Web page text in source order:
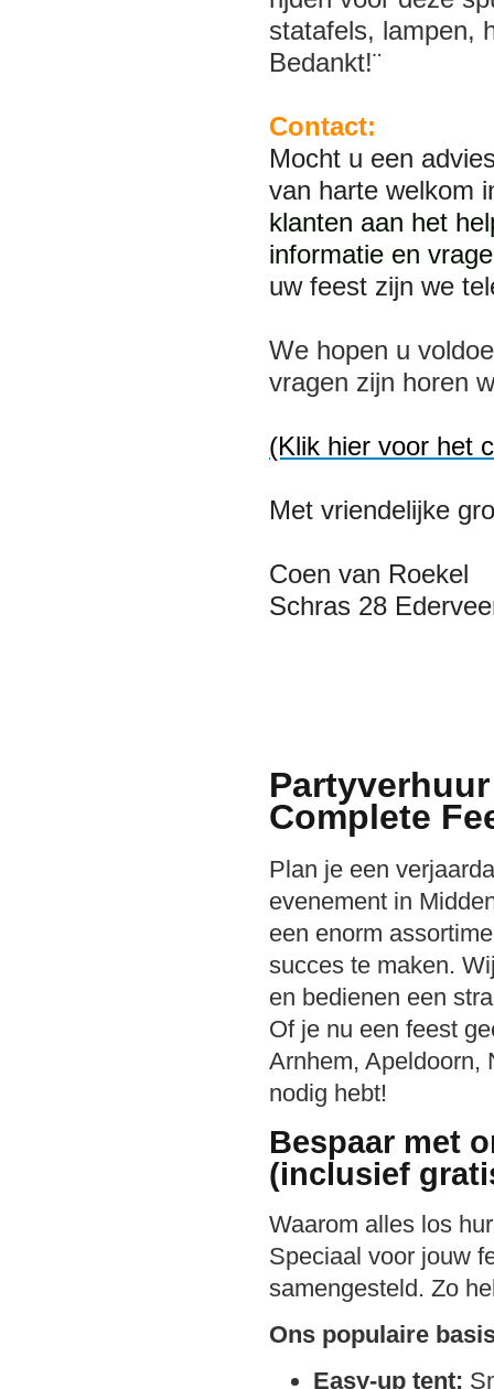
statafels, lampen,
Bedankt!¨
Contact:
Mocht u een
van harte welkom
klanten aan het
informatie en
uw feest zijn we
We hopen u
vragen zijn horen
(Klik hier voor het
Met vriendelijke
Coen van Roekel
Schras 28
Complete
Plan je een
evenement in
een enorm
succes te maken.
en bedienen een
Of je nu een feest
Arnhem, Apeldoorn,
nodig hebt!
Bespaar met
(inclusief
Waarom alles los
Speciaal voor jouw
samengesteld. Zo
Ons populaire
Easy-up tent: